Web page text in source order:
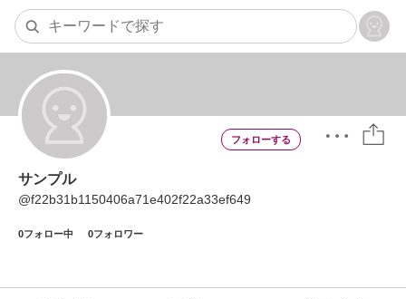
サンプル
@f22b31b1150406a71e402f22a33ef649
0フォロー中 0フォロワー